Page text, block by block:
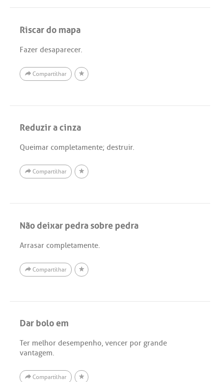
Riscar do mapa
Fazer desaparecer.
Compartilhar
Reduzir a cinza
Queimar completamente; destruir.
Compartilhar
Não deixar pedra sobre pedra
Arrasar completamente.
Compartilhar
Dar bolo em
Ter melhor desempenho, vencer por grande
vantagem.
Compartilhar